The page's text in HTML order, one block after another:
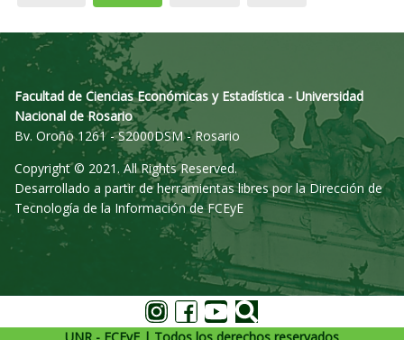
Facultad de Ciencias Económicas y Estadística - Universidad
Nacional de Rosario
Bv. Oroño 1261 - S2000DSM - Rosario
Copyright © 2021. All Rights Reserved.
Desarrollado a partir de herramientas libres por la Dirección de
Tecnología de la Información de FCEyE